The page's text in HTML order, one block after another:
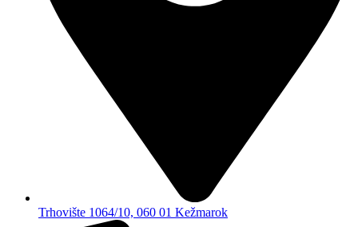
Trhovište 1064/10, 060 01 Kežmarok